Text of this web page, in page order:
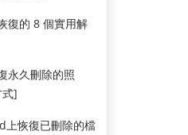
復的 8 個實用解
永久刪除的照
]
恢復已刪除的檔